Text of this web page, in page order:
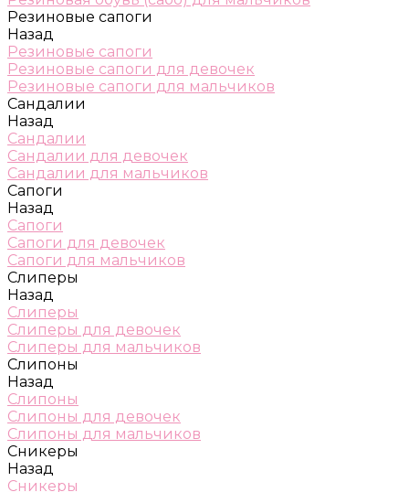
Резиновые сапоги
Назад
Резиновые сапоги
Резиновые сапоги для девочек
Резиновые сапоги для мальчиков
Сандалии
Назад
Сандалии
Сандалии для девочек
Сандалии для мальчиков
Сапоги
Назад
Сапоги
Сапоги для девочек
Сапоги для мальчиков
Слиперы
Назад
Слиперы
Слиперы для девочек
Слиперы для мальчиков
Слипоны
Назад
Слипоны
Слипоны для девочек
Слипоны для мальчиков
Сникеры
Назад
Сникеры